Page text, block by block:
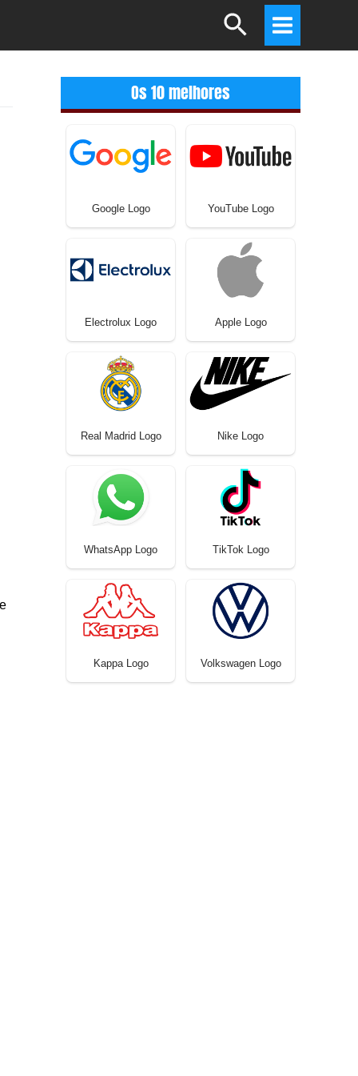
Search
Main
Menu
Os 10 melhores
Google Logo YouTube Logo
Electrolux Logo Apple Logo
Real Madrid Logo Nike Logo
WhatsApp Logo TikTok Logo
Kappa Logo Volkswagen Logo